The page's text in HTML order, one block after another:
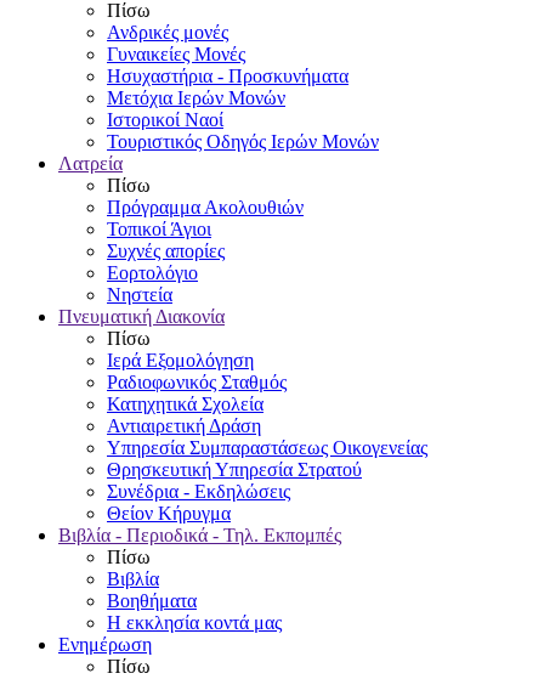
Πίσω
Ανδρικές μονές
Γυναικείες Μονές
Ησυχαστήρια - Προσκυνήματα
Μετόχια Ιερών Μονών
Ιστορικοί Ναοί
Τουριστικός Οδηγός Ιερών Μονών
Λατρεία
Πίσω
Πρόγραμμα Ακολουθιών
Τοπικοί Άγιοι
Συχνές απορίες
Εορτολόγιο
Νηστεία
Πνευματική Διακονία
Πίσω
Ιερά Εξομολόγηση
Ραδιοφωνικός Σταθμός
Κατηχητικά Σχολεία
Αντιαιρετική Δράση
Υπηρεσία Συμπαραστάσεως Οικογενείας
Θρησκευτική Υπηρεσία Στρατού
Συνέδρια - Εκδηλώσεις
Θείον Κήρυγμα
Βιβλία - Περιοδικά - Τηλ. Εκπομπές
Πίσω
Βιβλία
Βοηθήματα
Η εκκλησία κοντά μας
Ενημέρωση
Πίσω